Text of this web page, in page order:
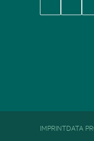
IMPRINTDATA